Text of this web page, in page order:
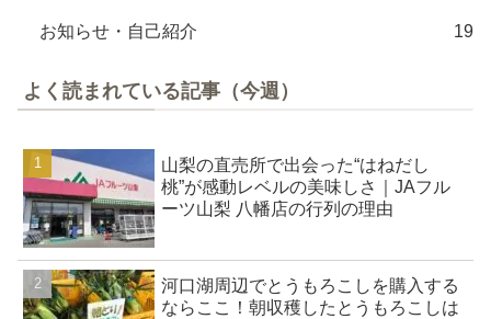
お知らせ・自己紹介 19
よく読まれている記事（今週）
山梨の直売所で出会った“はねだし
桃”が感動レベルの美味しさ｜JAフル
ーツ山梨 八幡店の行列の理由
河口湖周辺でとうもろこしを購入する
ならここ！朝収穫したとうもろこしは